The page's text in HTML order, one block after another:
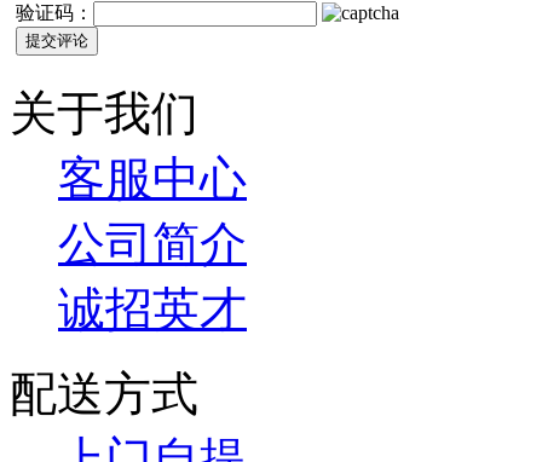
验证码：
关于我们
客服中心
公司简介
诚招英才
配送方式